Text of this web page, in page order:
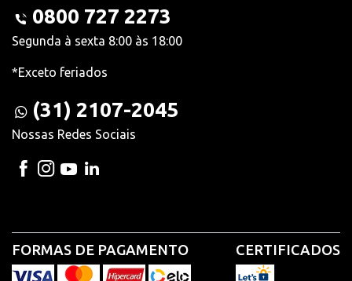
0800 727 2273
Segunda à sexta 8:00 às 18:00
*Exceto feriados
(31) 2107-2045
Nossas Redes Sociais
FORMAS DE PAGAMENTO CERTIFICADOS